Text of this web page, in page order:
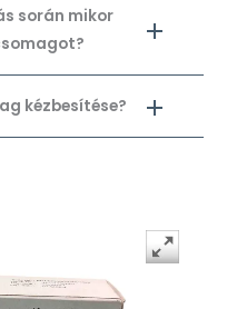
során mikor
kézbesítése?